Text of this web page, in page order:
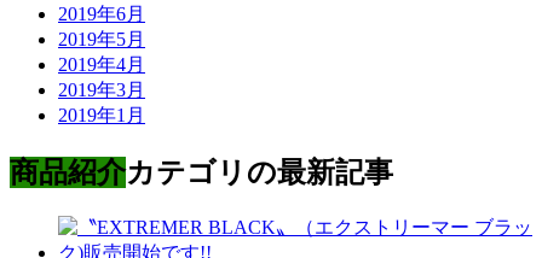
2019年6月
2019年5月
2019年4月
2019年3月
2019年1月
商品紹介カテゴリの最新記事